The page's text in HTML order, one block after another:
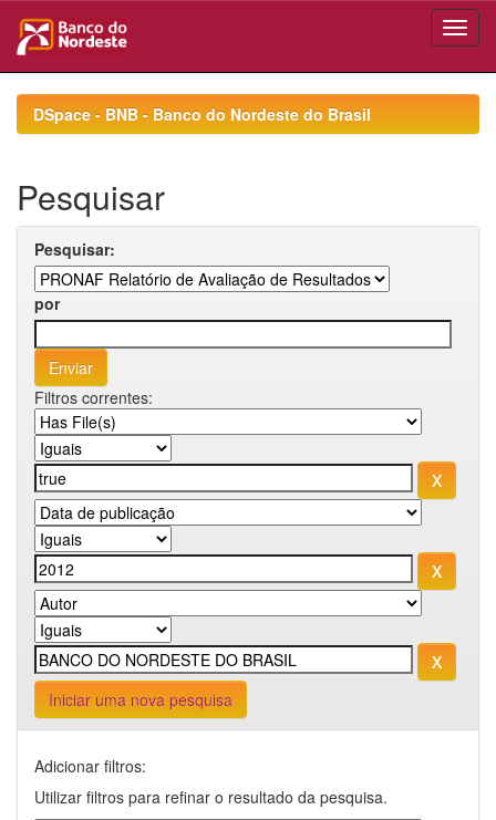
navigationDSpace - BNB - Banco do Nordeste do Brasil
Pesquisar
Pesquisar:
por
Filtros correntes:
Iniciar uma nova pesquisa
Adicionar filtros:
Utilizar filtros para refinar o resultado da pesquisa.